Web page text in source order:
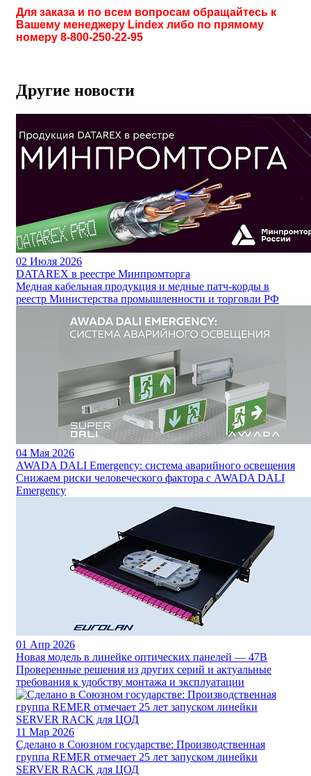
Для заказа и по всем вопросам обращайтесь к
Вашему менеджеру Lindex либо по прямому
номеру 8-800-250-22-95
Другие новости
02 Июля 2026
DATAREX в реестре Минпромторга
Медная кабельная продукция и медные патч-корды в
реестр Министерства промышленности и торговли РФ
04 Мая 2026
AWADA DALI Emergency: система аварийного освещения
Снижаем риски человеческого фактора с AWADA DALI
Emergency
01 Апр 2026
Новая модель в линейке оптических панелей — 47B
Проверенные решения из других серий и актуальные
требования к удобству монтажа и эксплуатации
11 Мар 2026
Сделано в Союзном государстве: Производственная
группа REMER отмечает 25 лет запуском линейки
SERVER RACK для ЦОД